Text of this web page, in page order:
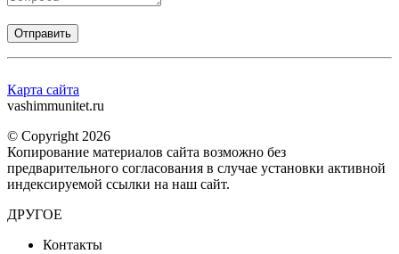
Карта сайта
vashimmunitet.ru
© Copyright 2026
Копирование материалов сайта возможно без
предварительного согласования в случае установки активной
индексируемой ссылки на наш сайт.
ДРУГОЕ
Контакты